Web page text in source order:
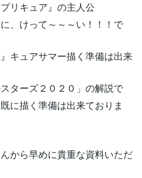
リキュア』の主人公
、けって～～～い！！！で
キュアサマー描く準備は出来
ターズ２０２０」の解説で
に描く準備は出来ておりま
から早めに貴重な資料いただ